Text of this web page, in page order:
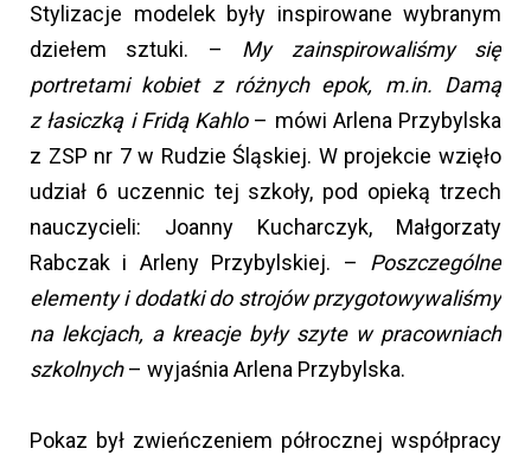
Stylizacje modelek były inspirowane wybranym
dziełem sztuki. – My zainspirowaliśmy się
portretami kobiet z różnych epok, m.in. Damą
z łasiczką i Fridą Kahlo– mówi Arlena Przybylska
z ZSP nr 7 w Rudzie Śląskiej. W projekcie wzięło
udział 6 uczennic tej szkoły, pod opieką trzech
nauczycieli: Joanny Kucharczyk, Małgorzaty
Rabczak i Arleny Przybylskiej. – Poszczególne
elementy i dodatki do strojów przygotowywaliśmy
na lekcjach, a kreacje były szyte w pracowniach
szkolnych– wyjaśnia Arlena Przybylska.
Pokaz był zwieńczeniem półrocznej współpracy